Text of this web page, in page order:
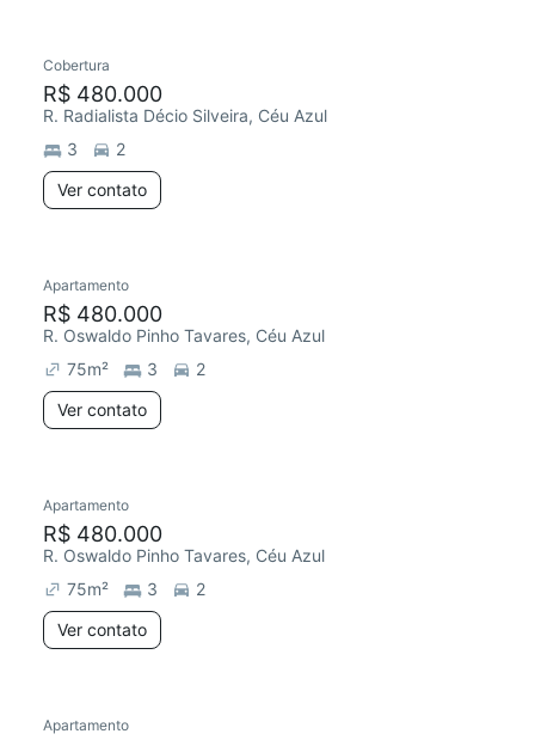
Cobertura
R$ 480.000
R. Radialista Décio Silveira, Céu Azul
3
2
Ver contato
Apartamento
R$ 480.000
R. Oswaldo Pinho Tavares, Céu Azul
75m² 3
2
Ver contato
Apartamento
R$ 480.000
R. Oswaldo Pinho Tavares, Céu Azul
75m² 3
2
Ver contato
Redecorar
Apartamento